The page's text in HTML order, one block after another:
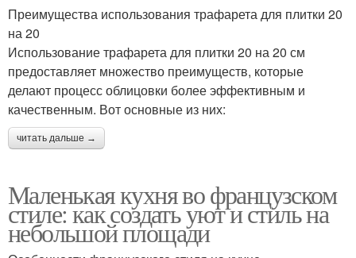
Преимущества использования трафарета для плитки 20
на 20
Использование трафарета для плитки 20 на 20 см
предоставляет множество преимуществ, которые
делают процесс облицовки более эффективным и
качественным. Вот основные из них:
читать дальше →
Маленькая кухня во французском
стиле: как создать уют и стиль на
небольшой площади